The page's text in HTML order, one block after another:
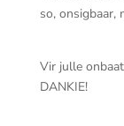
so, onsigbaar,
Vir julle
DANKIE!